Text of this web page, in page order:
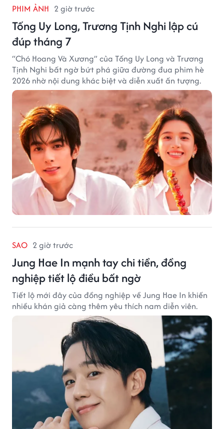
PHIM ẢNH 2 giờ trước
Tống Uy Long, Trương Tịnh Nghi lập cú
đúp tháng 7
“Chó Hoang Và Xương” của Tống Uy Long và Trương
Tịnh Nghi bất ngờ bứt phá giữa đường đua phim hè
2026 nhờ nội dung khác biệt và diễn xuất ấn tượng.
SAO 2 giờ trước
Jung Hae In mạnh tay chi tiền, đồng
nghiệp tiết lộ điều bất ngờ
Tiết lộ mới đây của đồng nghiệp về Jung Hae In khiến
nhiều khán giả càng thêm yêu thích nam diễn viên.